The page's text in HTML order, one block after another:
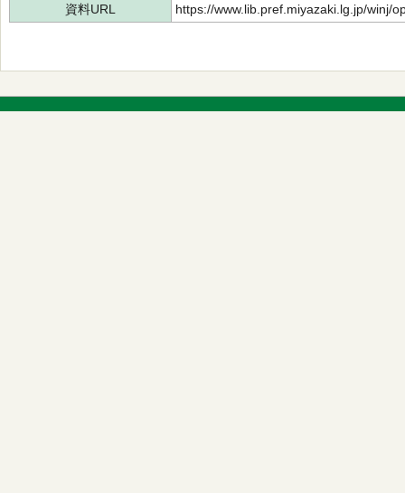
資料URL
https://www.lib.pref.miyazaki.lg.jp/winj/